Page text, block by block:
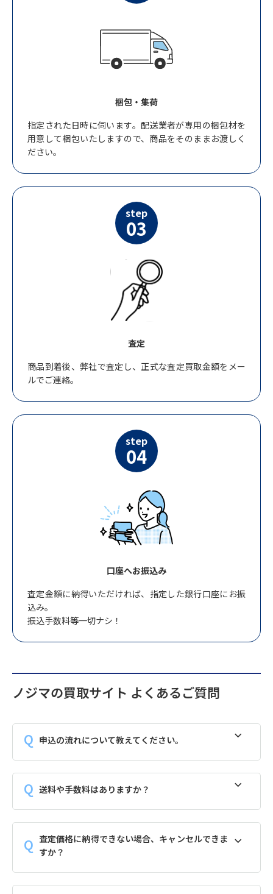
梱包・集荷
指定された日時に伺います。配送業者が専用の梱包材を
用意して梱包いたしますので、商品をそのままお渡しく
ださい。
step
03
査定
商品到着後、弊社で査定し、正式な査定買取金額をメー
ルでご連絡。
step
04
口座へお振込み
査定金額に納得いただければ、指定した銀行口座にお振
込み。
振込手数料等一切ナシ！
ノジマの買取サイト よくあるご質問
申込の流れについて教えてください。
送料や手数料はありますか？
査定価格に納得できない場合、キャンセルできま
すか？